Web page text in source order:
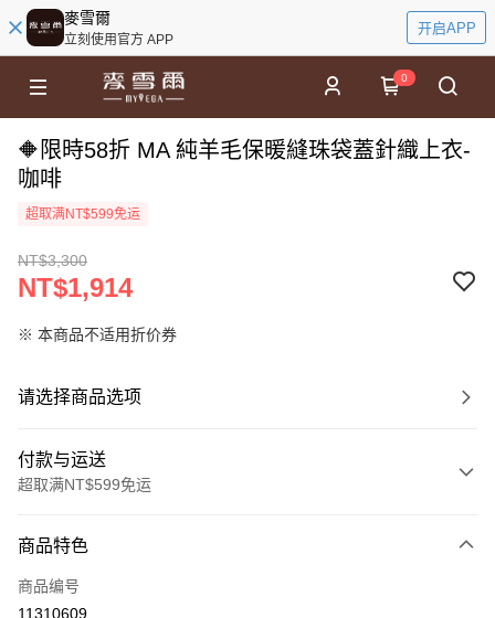
麥雪爾
立刻使用官方 APP
开启APP
0
🔶限時58折 MA 純羊毛保暖縫珠袋蓋針織上衣-
咖啡
超取满NT$599免运
NT$3,300
NT$1,914
※ 本商品不适用折价券
请选择商品选项
付款与运送
超取满NT$599免运
信用卡一次付款
信用卡分期付款
商品特色
商品编号
11310609